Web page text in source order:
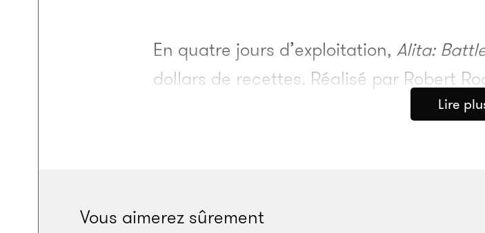
En quatre jours d’exploitation, Alita:
dollars de recettes. Réalisé par Robert
budget s’inspire du manga cyberpunk
message teinté d’écologie à leurs
Lire
Vous aimerez sûrement